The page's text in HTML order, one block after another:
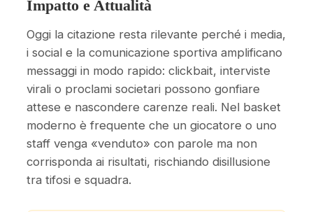
Impatto e Attualità
Oggi la citazione resta rilevante perché i media,
i social e la comunicazione sportiva amplificano
messaggi in modo rapido: clickbait, interviste
virali o proclami societari possono gonfiare
attese e nascondere carenze reali. Nel basket
moderno è frequente che un giocatore o uno
staff venga «venduto» con parole ma non
corrisponda ai risultati, rischiando disillusione
tra tifosi e squadra.